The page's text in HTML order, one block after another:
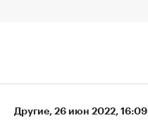
Другие⁠, 26 июн 2022, 16:09